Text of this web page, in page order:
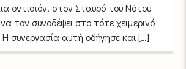
οντισιόν, στον Σταυρό του Νότου
τον συνοδέψει στο τότε χειμερινό
συνεργασία αυτή οδήγησε και […]